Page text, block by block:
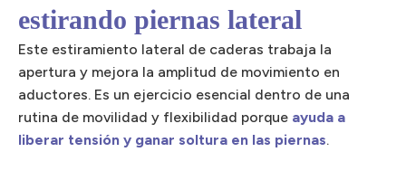
estirando piernas lateral
Este estiramiento lateral de caderas trabaja la
apertura y mejora la amplitud de movimiento en
aductores. Es un ejercicio esencial dentro de una
rutina de movilidad y flexibilidad porque ayuda a
liberar tensión y ganar soltura en las piernas.